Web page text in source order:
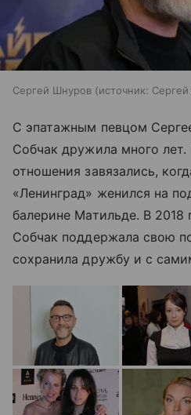
Сергей Шнуров источник:
С эпатажным певцом
Собчак дружила много лет.
отношения завязались,
«Ленинград» женился на
балерине Матильде. В 2018
Собчак поддержала свою
сохранила дружбу и с